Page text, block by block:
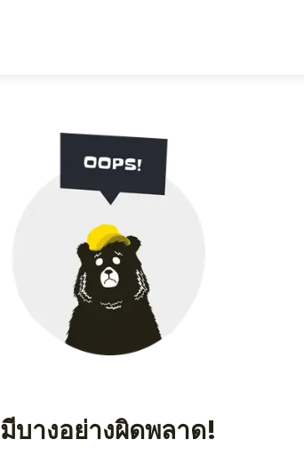
มีบางอย่างผิดพลาด!